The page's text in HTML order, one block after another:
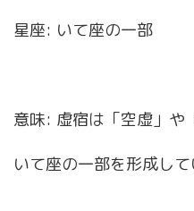
星座: いて座の一部
意味: 虚宿は「空虚」や
いて座の一部を形成して